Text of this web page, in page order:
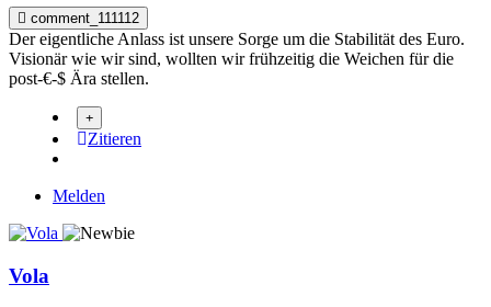
comment_111112
Der eigentliche Anlass ist unsere Sorge um die Stabilität des Euro.
Visionär wie wir sind, wollten wir frühzeitig die Weichen für die
post-€-$ Ära stellen.
Zitieren
Melden
Vola